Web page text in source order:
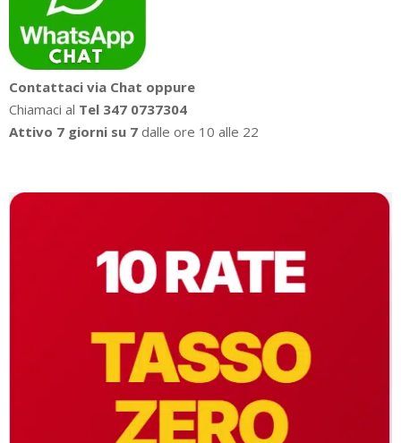
Contattaci via Chat oppure
Chiamaci al Tel 347 0737304
Attivo 7 giorni su 7 dalle ore 10 alle 22